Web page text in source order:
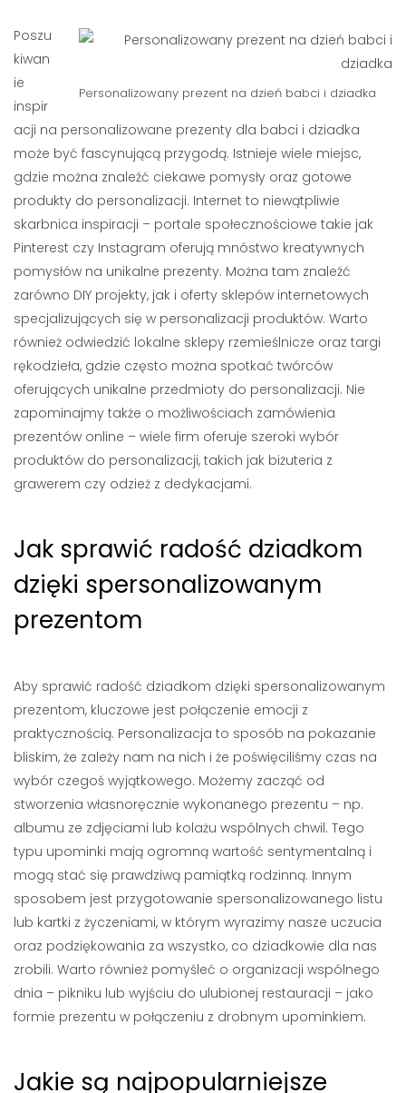
Personalizowany prezent na dzień babci i dziadka
Poszu
kiwan
ie
inspir
acji na personalizowane prezenty dla babci i dziadka
może być fascynującą przygodą. Istnieje wiele miejsc,
gdzie można znaleźć ciekawe pomysły oraz gotowe
produkty do personalizacji. Internet to niewątpliwie
skarbnica inspiracji – portale społecznościowe takie jak
Pinterest czy Instagram oferują mnóstwo kreatywnych
pomysłów na unikalne prezenty. Można tam znaleźć
zarówno DIY projekty, jak i oferty sklepów internetowych
specjalizujących się w personalizacji produktów. Warto
również odwiedzić lokalne sklepy rzemieślnicze oraz targi
rękodzieła, gdzie często można spotkać twórców
oferujących unikalne przedmioty do personalizacji. Nie
zapominajmy także o możliwościach zamówienia
prezentów online – wiele firm oferuje szeroki wybór
produktów do personalizacji, takich jak biżuteria z
grawerem czy odzież z dedykacjami.
Jak sprawić radość dziadkom
dzięki spersonalizowanym
prezentom
Aby sprawić radość dziadkom dzięki spersonalizowanym
prezentom, kluczowe jest połączenie emocji z
praktycznością. Personalizacja to sposób na pokazanie
bliskim, że zależy nam na nich i że poświęciliśmy czas na
wybór czegoś wyjątkowego. Możemy zacząć od
stworzenia własnoręcznie wykonanego prezentu – np.
albumu ze zdjęciami lub kolażu wspólnych chwil. Tego
typu upominki mają ogromną wartość sentymentalną i
mogą stać się prawdziwą pamiątką rodzinną. Innym
sposobem jest przygotowanie spersonalizowanego listu
lub kartki z życzeniami, w którym wyrazimy nasze uczucia
oraz podziękowania za wszystko, co dziadkowie dla nas
zrobili. Warto również pomyśleć o organizacji wspólnego
dnia – pikniku lub wyjściu do ulubionej restauracji – jako
formie prezentu w połączeniu z drobnym upominkiem.
Jakie są najpopularniejsze